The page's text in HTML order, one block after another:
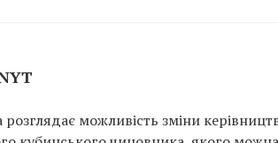
можливість зміни